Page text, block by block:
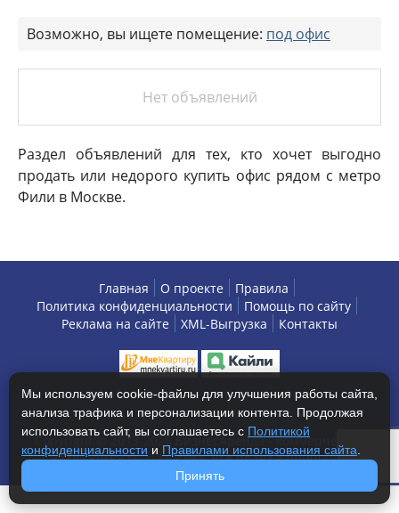
Возможно, вы ищете помещение: под офис
Нет объявлений
Раздел объявлений для тех, кто хочет выгодно
продать или недорого купить офис рядом с метро
Фили в Москве.
Главная О проекте
Правила
Политика конфиденциальности
Помощь по сайту
Реклама на сайте
XML-Выгрузка Контакты
Copyright © 2013-2026 БизнесАренда - коммерческая
недвижимость, г. Москва. Все права защищены.
Мы используем cookie-файлы для улучшения работы сайта,
анализа трафика и персонализации контента. Продолжая
использовать сайт, вы соглашаетесь с Политикой
конфиденциальности и Правилами использования сайта
Принять